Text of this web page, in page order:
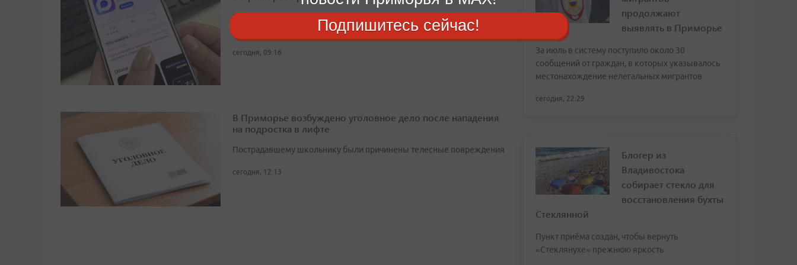
На сегодняшний день в Приморье создано 9 146 официальных
домовых чатов, которые объединили почти 160 тысяч жильцов
сегодня, 09:16
В Приморье возбуждено уголовное дело после нападения
на подростка в лифте
Пострадавшему школьнику были причинены телесные повреждения
сегодня, 12:13
продолжают
выявлять в Приморье
За июль в систему поступило около 30
сообщений от граждан, в которых указывалось
местонахождение нелегальных мигрантов
сегодня, 22:29
Блогер из
Владивостока
собирает стекло для
восстановления бухты
Стеклянной
Пункт приёма создан, чтобы вернуть
«Стеклянухе» прежнюю яркость
Подпишитесь сейчас!